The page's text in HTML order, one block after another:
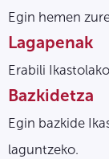
Egin hemen
Lagapenak
Erabili
Bazkidetza
Egin bazkide
laguntzeko.